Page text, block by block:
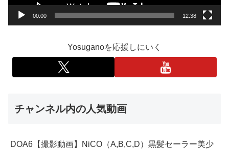
00:00 12:38
Yosuganoを応援しにいく
チャンネル内の人気動画
DOA6【撮影動画】NiCO（A,B,C,D）黒髪セーラー美少